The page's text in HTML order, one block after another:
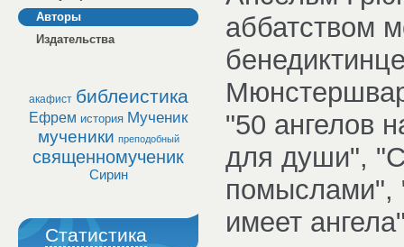
Авторы
Издательства
акафист библеистика
Ефрем история Мученик
мученики преподобный
священномученик
Сирин
Статистика
аббатством
"50 ангелов
для души",
помыслами",
имеет